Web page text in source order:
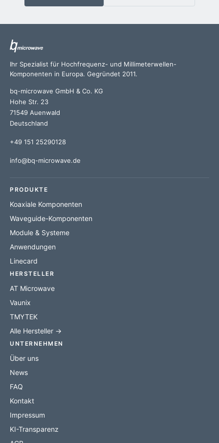
Ihr Spezialist für Hochfrequenz- und Millimeterwellen-
Komponenten in Europa. Gegründet 2011.
bq-microwave GmbH & Co. KG
Hohe Str. 23
71549 Auenwald
Deutschland
+49 151 25290128
info@bq-microwave.de
PRODUKTE
Koaxiale Komponenten
Waveguide-Komponenten
Module & Systeme
Anwendungen
Linecard
HERSTELLER
AT Microwave
Vaunix
TMYTEK
Alle Hersteller →
UNTERNEHMEN
Über uns
News
FAQ
Kontakt
Impressum
KI-Transparenz